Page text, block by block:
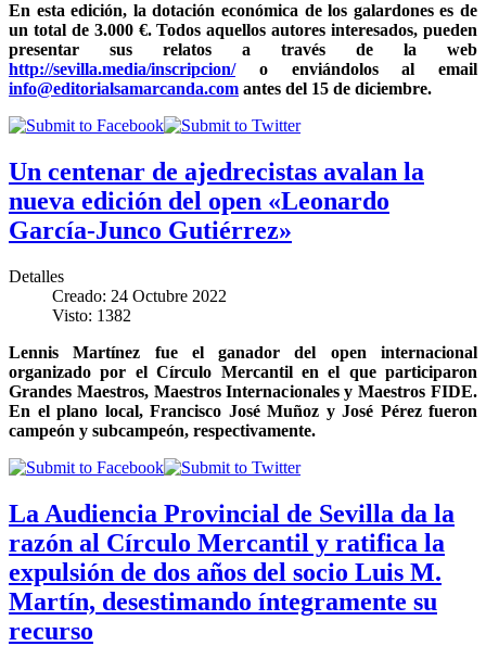
En esta edición, la dotación económica de los galardones es de
un total de 3.000 €. Todos aquellos autores interesados, pueden
presentar sus relatos a través de la web
http://sevilla.media/inscripcion/o enviándolos al email
info@editorialsamarcanda.com antes del 15 de diciembre.
Un centenar de ajedrecistas avalan la
nueva edición del open «Leonardo
García-Junco Gutiérrez»
Detalles
Creado: 24 Octubre 2022
Visto: 1382
Lennis Martínez fue el ganador del open internacional
organizado por el Círculo Mercantil en el que participaron
Grandes Maestros, Maestros Internacionales y Maestros FIDE.
En el plano local, Francisco José Muñoz y José Pérez fueron
campeón y subcampeón, respectivamente.
La Audiencia Provincial de Sevilla da la
razón al Círculo Mercantil y ratifica la
expulsión de dos años del socio Luis M.
Martín, desestimando íntegramente su
recurso